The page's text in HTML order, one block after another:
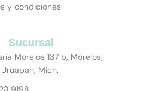
y condiciones
Sucursal
Morelos 137 b, Morelos,
Mich.